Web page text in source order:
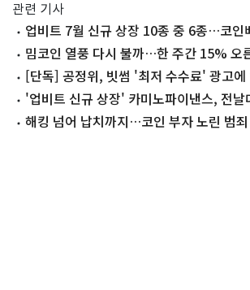
관련 기사
업비트 7월 신규 상장 10종 중 6종…코인
코인'
밈코인 열풍 다시 불까…한 주간 15% 오
[코인현미경]
[단독] 공정위, 빗썸 '최저 수수료' 광고에
'업비트 신규 상장' 카미노파이낸스, 전
징코인]
해킹 넘어 납치까지…코인 부자 노린 범